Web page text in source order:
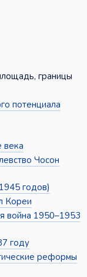
границы
потенциала
века
Чосон
годов)
Кореи
война 1950–1953
году
реформы